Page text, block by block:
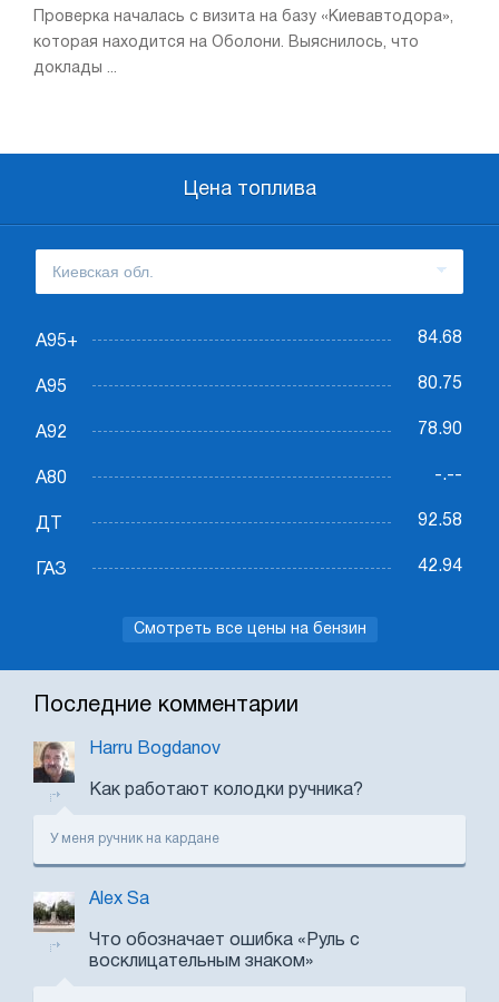
Проверка началась с визита на базу «Киевавтодора»,
которая находится на Оболони. Выяснилось, что
доклады ...
Цена топлива
А95+ 84.68
А95 80.75
А92 78.90
А80 -.--
ДТ 92.58
ГАЗ 42.94
Смотреть все цены на бензин
Последние комментарии
Harru Bogdanov
Как работают колодки ручника?
У меня ручник на кардане
Alex Sa
Что обозначает ошибка «Руль с
восклицательным знаком»